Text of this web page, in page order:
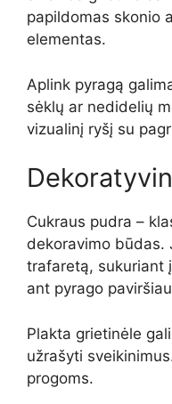
papildomas skonio
elementas.
Aplink pyragą
sėklų ar nedidelių
vizualinį ryšį su
Cukraus pudra –
dekoravimo būdas.
trafaretą, sukuriant
ant pyrago
Plakta grietinėle
užrašyti
progoms.